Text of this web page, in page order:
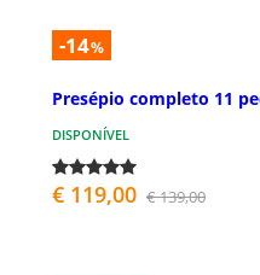
-14%
Presépio completo 11
DISPONÍVEL
€ 119,00 € 139,00